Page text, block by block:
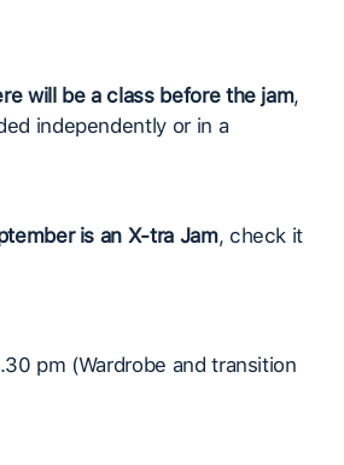
will be a class before the jam,
independently or in a
is an X-tra Jam, check it
pm (Wardrobe and transition